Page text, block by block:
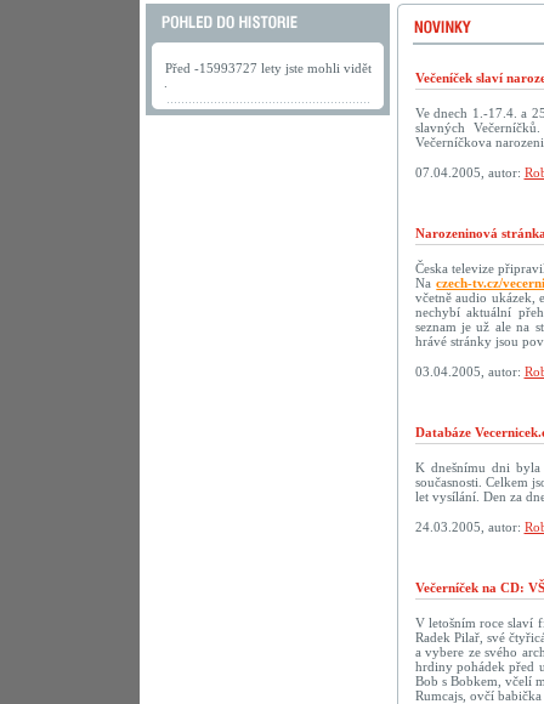
Před -15993727 lety jste mohli vidět
Večeníček slaví
Ve dnech 1.-17.4. a
slavných
Večerníčkova
07.04.2005, autor:
Narozeninová
Česka televize
Naczech-tv.cz/
včetně audio ukázek,
nechybí aktuální
seznam je už ale na
hrávé stránky jsou
03.04.2005, autor:
Databáze
K dnešnímu dni byla
současnosti. Celkem
let vysílání. Den za
24.03.2005, autor:
Večerníček na CD:
V letošním roce slaví
Radek Pilař, své
a vybere ze svého
hrdiny pohádek před
Bob s Bobkem, včelí
Rumcajs, ovčí